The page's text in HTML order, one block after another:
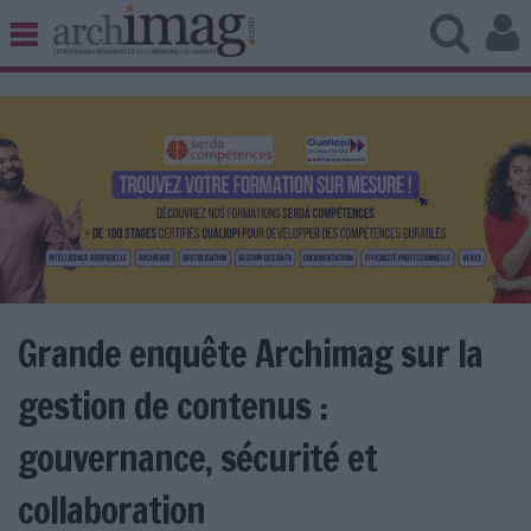
BIBLIOTHÈQUE ÉDITION
UNIVERS DATA
TRAVAIL COLLABORATIF
VIE NUMÉRIQUE
NUMÉRIQUE RESPONSABLE
LES NEWSLETTERS
LE MAGAZINE
Grande enquête Archimag sur la
gestion de contenus :
gouvernance, sécurité et
collaboration